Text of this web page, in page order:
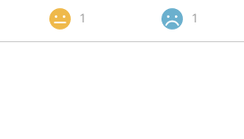
1 1